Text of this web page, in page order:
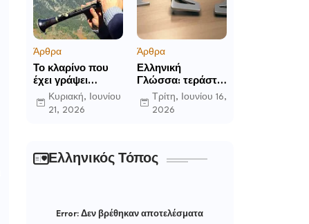
Άρθρα
Το κλαρίνο που
έχει γράψει
ιστορία στα χωριά
της Ρούμελης
Κυριακή, Ιουνίου
21, 2026
Άρθρα
Ελληνική
Γλώσσα: τεράστια
η προσφορά της
στο παγκόσμιο
Τρίτη, Ιουνίου 16,
2026
Ελληνικός Τόπος
Error: Δεν βρέθηκαν αποτελέσματα